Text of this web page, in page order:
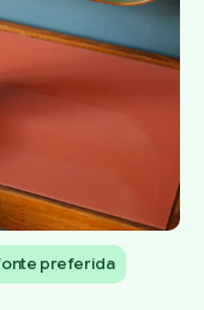
preferida